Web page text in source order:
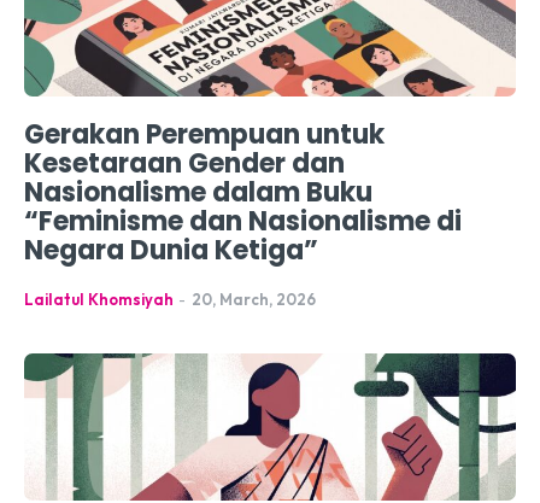
Gerakan Perempuan untuk
Kesetaraan Gender dan
Nasionalisme dalam Buku
“Feminisme dan Nasionalisme di
Negara Dunia Ketiga”
Lailatul Khomsiyah - 20, March, 2026